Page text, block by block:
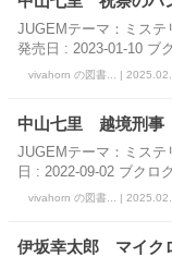
JUGEMテーマ：ミス
発売日 : 2023-01-10 ブ
vivahorn の図書... |
中山七里 越境刑事
JUGEMテーマ：ミス
日 : 2022-09-02 ブクロ
vivahorn の図書... |
伊坂幸太郎 マイク